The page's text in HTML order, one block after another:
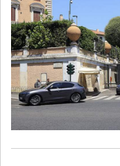
من المباحثات.